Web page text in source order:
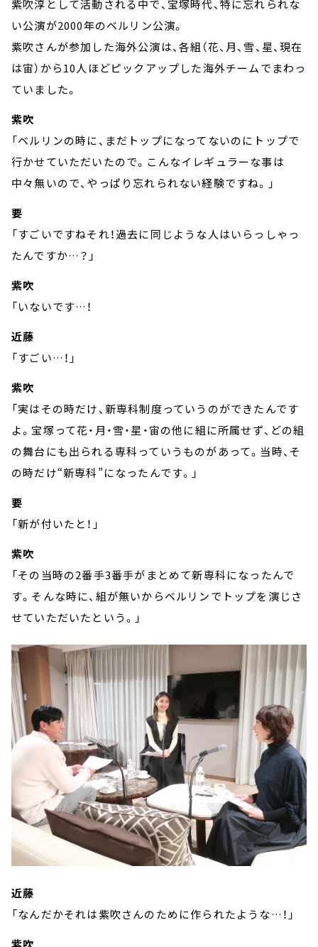
紫吹淳として活動される中で、宝塚時代、特に忘れられな
い公演が2000年のベルリン公演。
紫吹さんが参加した海外公演は、各組（花、月、雪、星、現在
は宙）から10人ほどピックアップした海外チームでまわっ
ていました。
紫吹
「ベルリンの時に、まだトップになってないのにトップで
行かせていただいたので。こんなイレギュラーな事は
中々無いので、やっぱり忘れられない経験ですね。」
要
「すごいですねそれ！過去に同じような人はいらっしゃっ
たんですか…？」
紫吹
「いないです…！
近藤
「すごい…！」
紫吹
「実はその時だけ、新専科制度っていうのができたんです
よ。宝塚って花・月・雪・星・宙の他に組に所属せず、どの組
の舞台にも出られる専科っていうものがあって。当時、そ
の時だけ“新専科”になったんです。」
要
「新が付いたと！」
紫吹
「その当時の2番手3番手がまとめて新専科になったんで
す。そんな時に、組が無いからベルリンでトップを演じさ
せていただいたという。」
近藤
「なんだかそれは紫吹さんのために作られたような…！」
紫吹